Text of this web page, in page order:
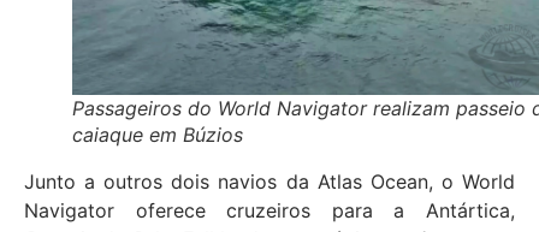
Passageiros do World Navigator realizam passeio
caiaque em Búzios
Junto a outros dois navios da Atlas Ocean, o World
Navigator oferece cruzeiros para a Antártica,